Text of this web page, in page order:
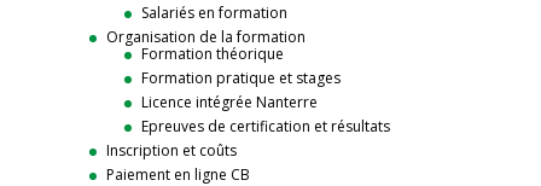
Salariés en formation
Organisation de la formation
Formation théorique
Formation pratique et stages
Licence intégrée Nanterre
Epreuves de certification et résultats
Inscription et coûts
Paiement en ligne CB